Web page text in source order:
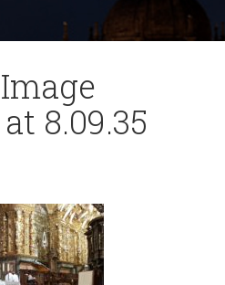
8.09.35